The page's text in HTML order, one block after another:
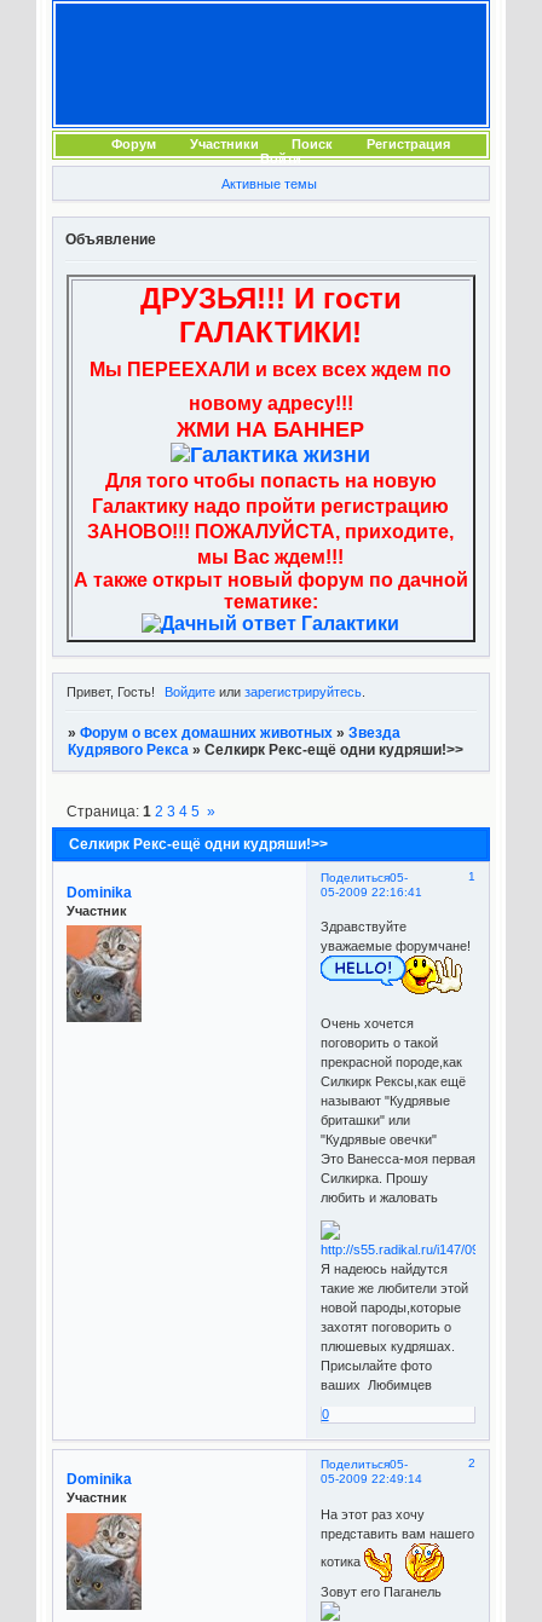
Форум Участники Поиск
Регистрация
Войти
Активные темы
Объявление
ДРУЗЬЯ!!! И гости
ГАЛАКТИКИ!
Мы ПЕРЕЕХАЛИ и всех всех ждем по
новому адресу!!!
ЖМИ НА БАННЕР
Для того чтобы попасть на новую
Галактику надо пройти регистрацию
ЗАНОВО!!! ПОЖАЛУЙСТА, приходите,
мы Вас ждем!!!
А также открыт новый форум по дачной
тематике:
Привет, Гость! Войдите илизарегистрируйтесь
» Форум о всех домашних животных » Звезда
Кудрявого Рекса » Селкирк Рекс-ещё одни кудряши!>>
Селкирк Рекс-ещё одни кудряши!>>
Страница: 1 2 3 4 5 »
Поделиться 1
05-
05-2009 22:16:41
Dominika
Участник
Здравствуйте
уважаемые форумчане!
Очень хочется
поговорить о такой
прекрасной породе,как
Силкирк Рексы,как ещё
называют "Кудрявые
бриташки" или
"Кудрявые овечки"
Это Ванесса-моя первая
Силкирка. Прошу
любить и жаловать
Я надеюсь найдутся
такие же любители этой
новой пароды,которые
захотят поговорить о
плюшевых кудряшах.
Присылайте фото
ваших Любимцев
0
Поделиться 2
05-
05-2009 22:49:14
Dominika
Участник
На этот раз хочу
представить вам нашего
котика
Зовут его Паганель